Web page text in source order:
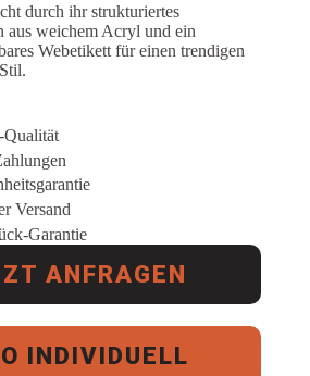
durch ihr strukturiertes
aus weichem Acryl und ein
Webetikett für einen trendigen
Qualität
Versand
Garantie
ANFRAGEN
INDIVIDUELL